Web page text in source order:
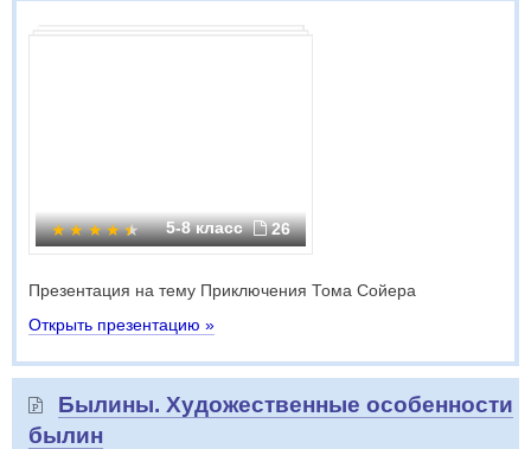
5-8 класс 26
Презентация на тему Приключения Тома Сойера
Открыть презентацию »
Былины. Художественные особенности
былин